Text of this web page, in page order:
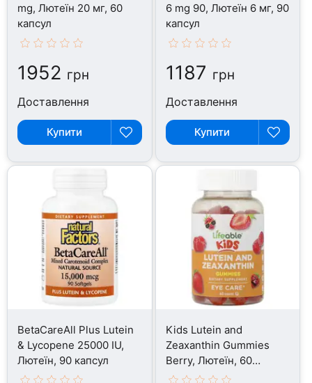
mg, Лютеїн 20 мг, 60
капсул
1952 грн
Доставлення
Купити
6 mg 90, Лютеїн 6 мг, 90
капсул
1187 грн
Доставлення
Купити
BetaCareAll Plus Lutein
& Lycopene 25000 IU,
Лютеїн, 90 капсул
Kids Lutein and
Zeaxanthin Gummies
Berry, Лютеїн, 60
таблеток